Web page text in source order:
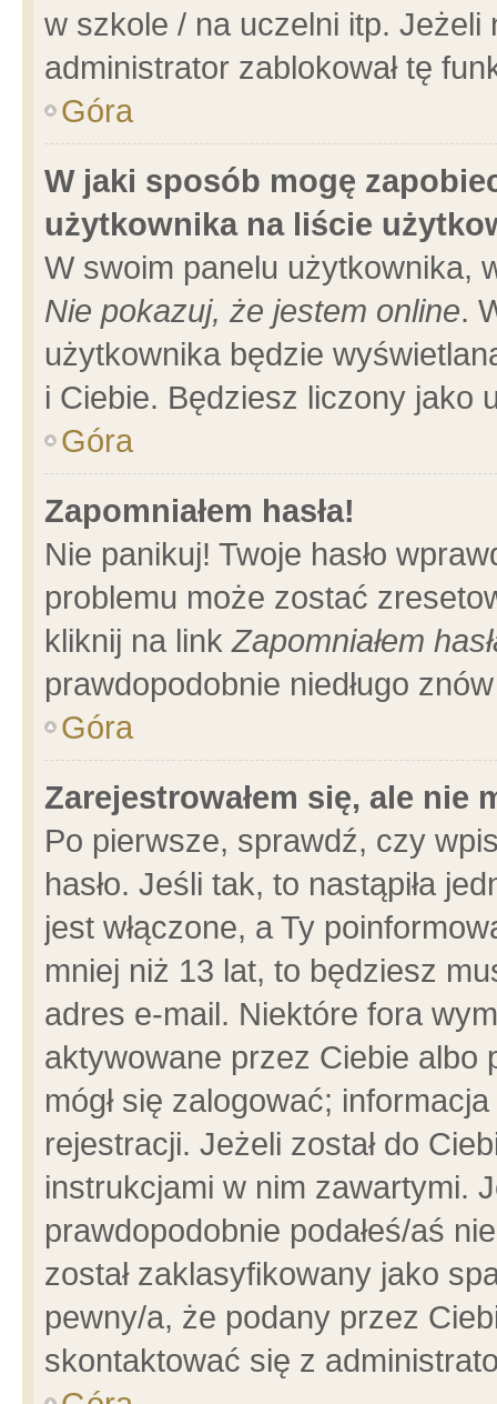
w szkole / na uczelni itp.
administrator zablokował tę
Góra
W jaki sposób mogę
użytkownika na liście
W swoim panelu użytkownika,
Nie pokazuj, że jestem online.
użytkownika będzie
i Ciebie. Będziesz liczony jako
Góra
Zapomniałem hasła!
Nie panikuj! Twoje hasło
problemu może zostać
kliknij na linkZapomniałem
prawdopodobnie niedługo
Góra
Zarejestrowałem się, ale nie
Po pierwsze, sprawdź, czy
hasło. Jeśli tak, to nastąpiła
jest włączone, a Ty
mniej niż 13 lat, to będziesz
adres e-mail. Niektóre fora
aktywowane przez Ciebie albo
mógł się zalogować;
rejestracji. Jeżeli został do
instrukcjami w nim zawartymi.
prawdopodobnie podałeś/aś
został zaklasyfikowany jako
pewny/a, że podany przez
skontaktować się z